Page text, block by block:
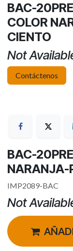
BAC-
COLOR
CIENTO
Not
Contáctenos
BAC-
NARANJA-
IMP2089-BAC
Not